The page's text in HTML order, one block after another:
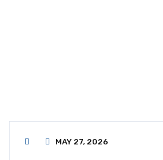
MAY 27, 2026